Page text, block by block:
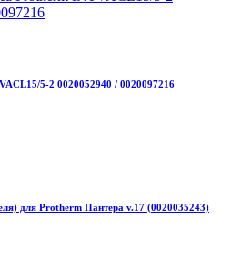
5-2 0020052940 / 0020097216
для Protherm Пантера v.17 (0020035243)